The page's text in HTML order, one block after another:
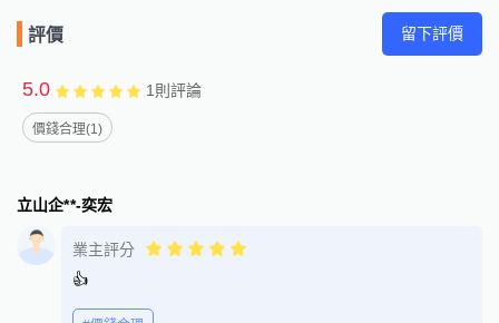
評價 留下評價
5.0 1則評論
價錢合理(1)
立山企**-奕宏
業主評分
👍